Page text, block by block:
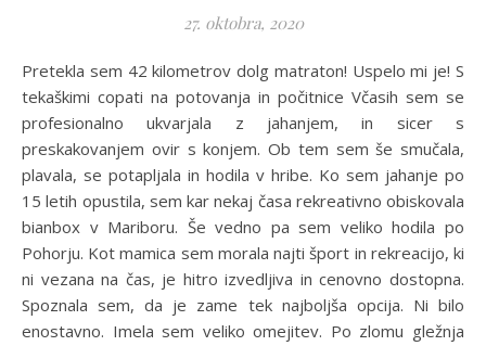
27. oktobra, 2020
Pretekla sem 42 kilometrov dolg matraton! Uspelo mi je! S
tekaškimi copati na potovanja in počitnice Včasih sem se
profesionalno ukvarjala z jahanjem, in sicer s
preskakovanjem ovir s konjem. Ob tem sem še smučala,
plavala, se potapljala in hodila v hribe. Ko sem jahanje po
15 letih opustila, sem kar nekaj časa rekreativno obiskovala
bianbox v Mariboru. Še vedno pa sem veliko hodila po
Pohorju. Kot mamica sem morala najti šport in rekreacijo, ki
ni vezana na čas, je hitro izvedljiva in cenovno dostopna.
Spoznala sem, da je zame tek najboljša opcija. Ni bilo
enostavno. Imela sem veliko omejitev. Po zlomu gležnja